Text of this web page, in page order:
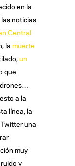
en la
noticias
Central
la muerte
un
que
a la
línea, la
una
muy
y